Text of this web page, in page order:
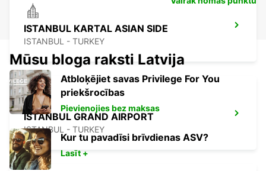
ISTANBUL KARTAL ASIAN SIDE
ISTANBUL - TURKEY
ISTANBUL GRAND AIRPORT
ISTANBUL - TURKEY
Mūsu bloga raksti Latvija
Atbloķējiet savas Privilege For You
priekšrocības
Pievienojies bez maksas
Kur tu pavadīsi brīvdienas ASV?
Lasīt +